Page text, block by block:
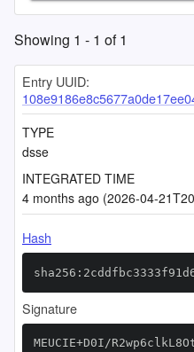
Showing 1 - 1 of1
Entry UUID:
TYPE
dsse
INTEGRATED TIME
4 months ago (2026-04-
Hash
Signature
MEUCIE+D0I/